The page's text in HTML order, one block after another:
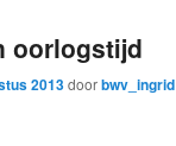
oorlogstijd
2013doorbwv_ingrid